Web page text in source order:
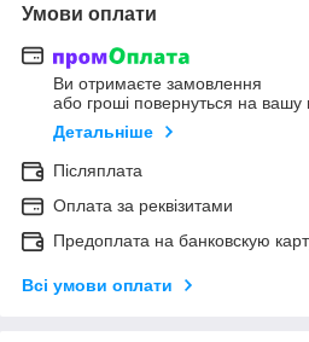
Умови оплати
Ви отримаєте замовлення
або гроші повернуться на вашу
Детальніше
Післяплата
Оплата за реквізитами
Предоплата на банковскую
Всі умови оплати